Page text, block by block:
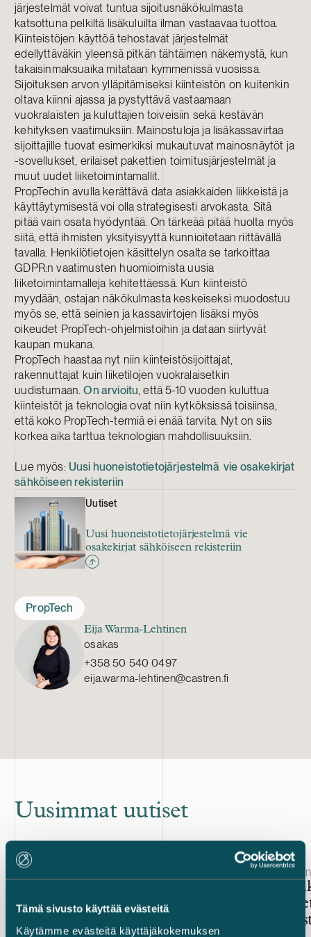
Tämä sivusto käyttää evästeitä
Käytämme evästeitä käyttäjäkokemuksen
järjestelmät voivat tuntua sijoitusnäkökulmasta
katsottuna pelkiltä lisäkuluilta ilman vastaavaa tuottoa.
Kiinteistöjen käyttöä tehostavat järjestelmät
edellyttäväkin yleensä pitkän tähtäimen näkemystä, kun
takaisinmaksuaika mitataan kymmenissä vuosissa.
Sijoituksen arvon ylläpitämiseksi kiinteistön on kuitenkin
oltava kiinni ajassa ja pystyttävä vastaamaan
vuokralaisten ja kuluttajien toiveisiin sekä kestävän
kehityksen vaatimuksiin. Mainostuloja ja lisäkassavirtaa
sijoittajille tuovat esimerkiksi mukautuvat mainosnäytöt ja
-sovellukset, erilaiset pakettien toimitusjärjestelmät ja
muut uudet liiketoimintamallit.
PropTechin avulla kerättävä data asiakkaiden liikkeistä ja
käyttäytymisestä voi olla strategisesti arvokasta. Sitä
pitää vain osata hyödyntää. On tärkeää pitää huolta myös
siitä, että ihmisten yksityisyyttä kunnioitetaan riittävällä
tavalla. Henkilötietojen käsittelyn osalta se tarkoittaa
GDPR:n vaatimusten huomioimista uusia
liiketoimintamalleja kehitettäessä. Kun kiinteistö
myydään, ostajan näkökulmasta keskeiseksi muodostuu
myös se, että seinien ja kassavirtojen lisäksi myös
oikeudet PropTech-ohjelmistoihin jadataan siirtyvät
kaupan mukana.
PropTech haastaa nyt niin kiinteistösijoittajat,
rakennuttajat kuin liiketilojen vuokralaisetkin
uudistumaan.On arvioitu, että 5-10 vuoden kuluttua
kiinteistöt ja teknologia ovat niin kytköksissä toisiinsa,
että koko PropTech-termiä ei enää tarvita. Nyt on siis
korkea aika tarttua teknologian mahdollisuuksiin.
Lue myös: Uusi huoneistotietojärjestelmä vie osakekirjat
sähköiseen rekisteriin
Uutiset
Uusi huoneistotietojärjestelmä vie
osakekirjat sähköiseen rekisteriin
PropTech
Eija Warma-Lehtinen
osakas
+358 50 540 0497
eija.warma-lehtinen@castren.fi
Uusimmat uutiset
Julkaistu
22.5.2026 – Kiinteistösijoittaminen ja -transaktiot
Suomessa: muotovaatimukset,
Julkaistu
3.1.2025 –
Uuden
2025